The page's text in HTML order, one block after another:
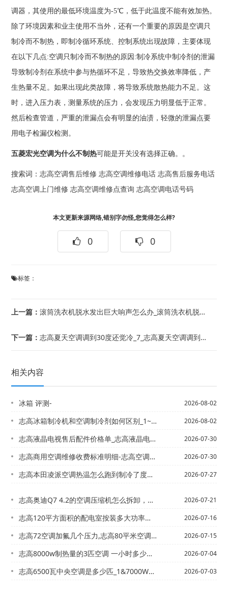
调器，其使用的最低环境温度为-5℃，低于此温度不能有效加热。
除了环境因素和业主使用不当外，还有一个重要的原因是空调只
制冷而不制热，即制冷循环系统、控制系统出现故障，主要体现
在以下几点:空调只制冷而不制热的原因:制冷系统中制冷剂的泄漏
导致制冷剂在系统中参与热循环不足，导致热交换效率降低，产
生热量不足。如果出现此类故障，将导致系统散热能力不足。这
时，进入压力表，测量系统的压力，会发现压力明显低于正常。
然后检查管道，严重的泄漏点会有明显的油渍，轻微的泄漏点要
用电子检漏仪检测。
五菱宏光空调为什么不制热可能是开关没有选择正确。。
搜索词：志高空调售后维修 志高空调维修电话 志高售后服务电话
志高空调上门维修 志高空调维修点查询 志高空调电话号码
本文更新来源网络,错别字勿怪,您觉得怎么样?
0 0
标签：
上一篇：滚筒洗衣机脱水发出巨大响声怎么办_滚筒洗衣机脱水发出巨大响声的原因及解决办法=滚...
下一篇：志高夏天空调调到30度还觉冷_7_志高夏天空调调到制冷好还是除湿好？_11
相关内容
冰箱 评测- 2026-08-02
志高冰箱制冷机和空调制冷剂如何区别_1~志高冰箱制冷剂的保修期是多长时间？ 2026-08-02
志高液晶电视售后配件价格单_志高液晶电视售后服务新版 2026-07-30
志高商用空调维修收费标准明细-志高空调维修收费价格表2027 2026-07-30
志高本田凌派空调热温怎么跑到制冷了度传？_1=志高本田凌派空调制冷效果差，有朋友... 2026-07-27
志高奥迪Q7 4.2的空调压缩机怎么拆卸，求详细步骤/志高奥迪q7空调加多少r1... 2026-07-21
志高120平方面积的配电室按装多大功率空调柜机】志高120三相电空调是几匹 2026-07-16
志高72空调加氟几个压力,志高80平米空调需要多少匹 2026-07-15
志高8000w制热量的3匹空调 一小时多少度电？_1\志高12000w空调是多少... 2026-07-04
志高6500瓦中央空调是多少匹_1&7000W的空调一个小时耗多少度电？是制冷的... 2026-07-03